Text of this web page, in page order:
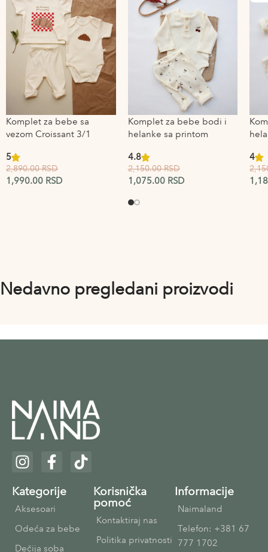
Komplet za bebe sa
vezom Croissant 3/1
5
2,890.00RSD
1,990.00 RSD
Komplet za bebe bodi i
helanke sa printom
4.8
2,150.00RSD
1,075.00 RSD
4
Nedavno pregledani proizvodi
Kategorije
Aksesoari
Odeća za bebe
Dečija soba
Korisnička
pomoć
Kontaktiraj nas
Politika privatnosti
Informacije
Naimaland
Telefon: +381 67
777 1702